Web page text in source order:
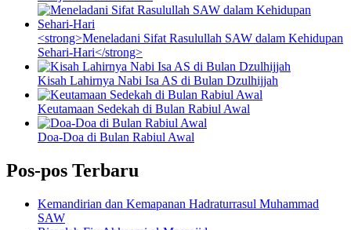
<strong>Meneladani Sifat Rasulullah SAW dalam Kehidupan
Sehari-Hari</strong>
Kisah Lahirnya Nabi Isa AS di Bulan Dzulhijjah
Keutamaan Sedekah di Bulan Rabiul Awal
Doa-Doa di Bulan Rabiul Awal
Pos-pos Terbaru
Kemandirian dan Kemapanan Hadraturrasul Muhammad
SAW